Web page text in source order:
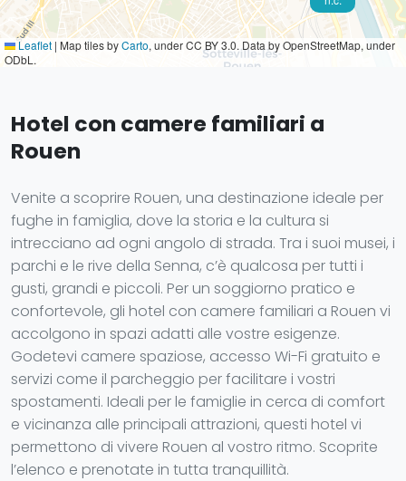
Leaflet | Map tiles byCarto, under CC BY 3.0. Data by OpenStreetMap, under
ODbL.
Hotel con camere familiari a
Rouen
Venite a scoprire Rouen, una destinazione ideale per
fughe in famiglia, dove la storia e la cultura si
intrecciano ad ogni angolo di strada. Tra i suoi musei, i
parchi e le rive della Senna, c’è qualcosa per tutti i
gusti, grandi e piccoli. Per un soggiorno pratico e
confortevole, gli hotel con camere familiari a Rouen vi
accolgono in spazi adatti alle vostre esigenze.
Godetevi camere spaziose, accesso Wi-Fi gratuito e
servizi come il parcheggio per facilitare i vostri
spostamenti. Ideali per le famiglie in cerca di comfort
e vicinanza alle principali attrazioni, questi hotel vi
permettono di vivere Rouen al vostro ritmo. Scoprite
l’elenco e prenotate in tutta tranquillità.